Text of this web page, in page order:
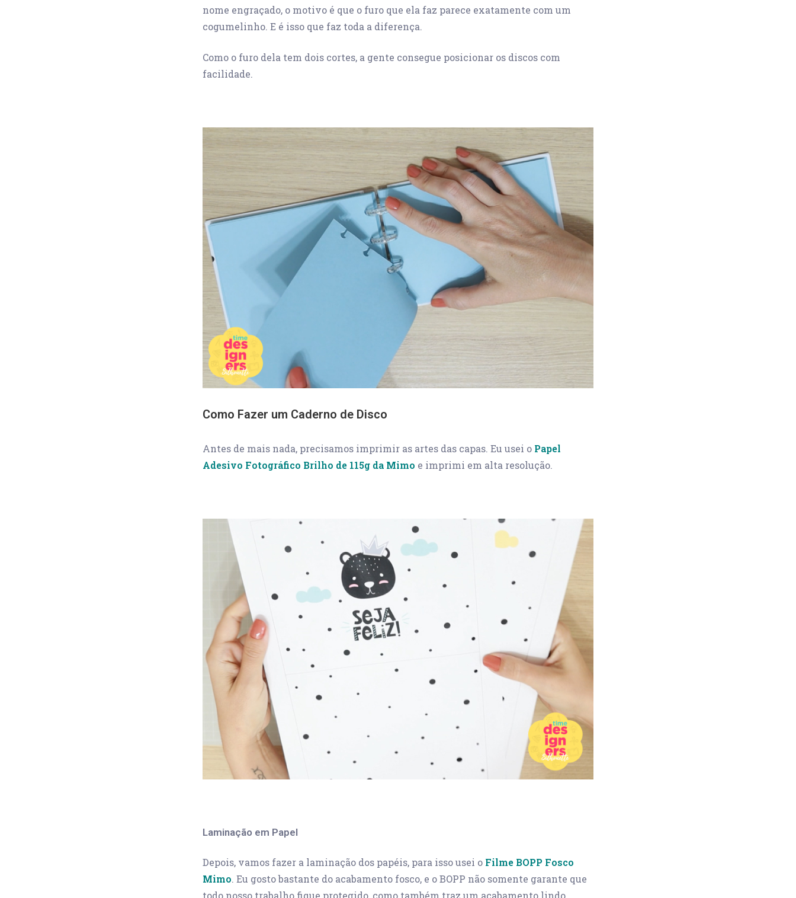
nome engraçado, o motivo é que o furo que ela faz parece exatamente com um
cogumelinho. E é isso que faz toda a diferença.
Como o furo dela tem dois cortes, a gente consegue posicionar os discos com
facilidade.
Como Fazer um Caderno de Disco
Antes de mais nada, precisamos imprimir as artes das capas. Eu usei o Papel
Adesivo Fotográfico Brilho de 115g da Mimo e imprimi em alta resolução.
Laminação em Papel
Depois, vamos fazer a laminação dos papéis, para isso usei o Filme BOPP Fosco
Mimo. Eu gosto bastante do acabamento fosco, e o BOPP não somente garante que
todo nosso trabalho fique protegido, como também traz um acabamento lindo.